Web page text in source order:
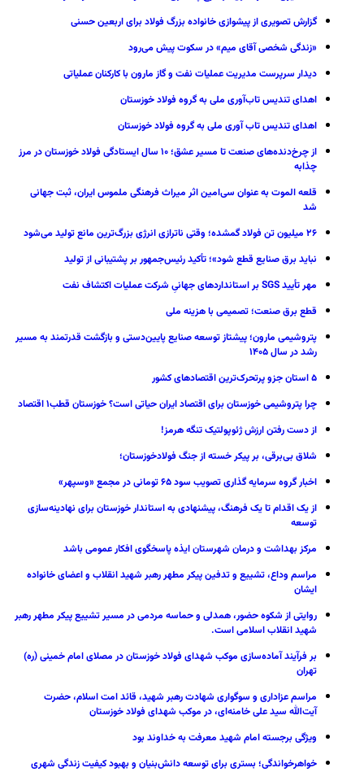
گزارش تصویری از پیشوازی خانواده بزرگ فولاد برای اربعین حسنی
«زندگی شخصی آقای میم» در سکوت پیش می‌رود
دیدار سرپرست مدیریت عملیات نفت و گاز مارون با کارکنان عملیاتی
اهدای تندیس تاب‌آوری ملی به گروه فولاد خوزستان
اهدای تندیس تاب آوری ملی به گروه فولاد خوزستان
از چرخ‌دنده‌های صنعت تا مسیر عشق؛ ۱۰ سال ایستادگی فولاد خوزستان در مرز
چذابه
قلعه الموت به عنوان سی‌امین اثر میراث‌ فرهنگی ملموس ایران، ثبت جهانی
شد
۲۶ میلیون تن فولاد گمشده؛ وقتی ناترازی انرژی بزرگ‌ترین مانع تولید می‌شود
نباید برق صنایع قطع شود»؛ تأکید رئیس‌جمهور بر پشتیبانی از تولید
مهر تأیید SGS بر استانداردهای جهانیِ شرکت عملیات اکتشاف نفت
قطع برق صنعت؛ تصمیمی با هزینه ملی
پتروشیمی مارون؛ پیشتاز توسعه صنایع پایین‌دستی و بازگشت قدرتمند به مسیر
رشد در سال ۱۴۰۵
۵ استان جزو پرتحرک‌ترین اقتصاد‌های کشور
چرا پتروشیمی خوزستان برای اقتصاد ایران حیاتی است؟ خوزستان قطب۱ اقتصاد
از دست رفتن ارزش ژئوپولتیک تنگه هرمز!
شلاق‌ بی‌برقی، بر پیکر خسته‌ از جنگ فولادخوزستان؛
اخبار گروه سرمایه گذاری تصویب سود ۶۵ تومانی در مجمع «وسپهر»
از یک اقدام تا یک فرهنگ، پیشنهادی به استاندار خوزستان برای نهادینه‌سازی
توسعه
مرکز بهداشت و درمان شهرستان ایذه پاسخگوی افکار عمومی باشد
مراسم وداع، تشییع و تدفین پیکر مطهر رهبر شهید انقلاب و اعضای خانواده
ایشان
روایتی از شکوه حضور، همدلی و حماسه مردمی در مسیر تشییع پیکر مطهر رهبر
شهید انقلاب اسلامی است.
بر فرآیند آماده‌سازی موکب شهدای فولاد خوزستان در مصلای امام خمینی (ره)
تهران
مراسم عزاداری و سوگواری شهادت رهبر شهید، قائد امت اسلام، حضرت
آیت‌الله سید علی خامنه‌ای، در موکب شهدای فولاد خوزستان
ویژگی برجسته امام شهید معرفت به خداوند بود
خواهرخواندگی؛ بستری برای توسعه دانش‌بنیان و بهبود کیفیت زندگی شهری